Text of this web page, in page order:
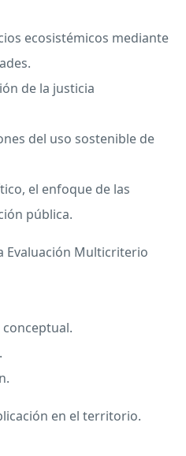
ecosistémicos mediante
de la justicia
del uso sostenible de
el enfoque de las
pública.
Evaluación Multicriterio
en el territorio.